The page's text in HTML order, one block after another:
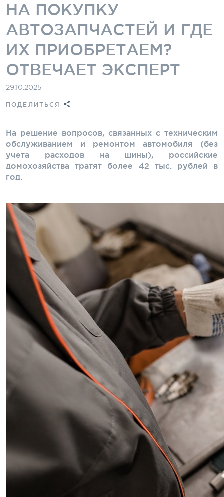
НА ПОКУПКУ
АВТОЗАПЧАСТЕЙ И ГДЕ
ИХ ПРИОБРЕТАЕМ?
ОТВЕЧАЕТ ЭКСПЕРТ
29.10.2025
ПОДЕЛИТЬСЯ
На решение вопросов, связанных с техническим
обслуживанием и ремонтом автомобиля (без
учета расходов на шины), российские
домохозяйства тратят более 42 тыс. рублей в
год.